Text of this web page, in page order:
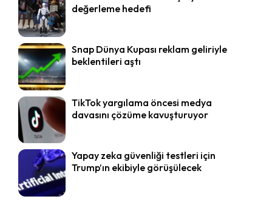
değerleme hedefi
Snap Dünya Kupası reklam geliriyle
beklentileri aştı
TikTok yargılama öncesi medya
davasını çözüme kavuşturuyor
Yapay zeka güvenliği testleri için
Trump’ın ekibiyle görüşülecek